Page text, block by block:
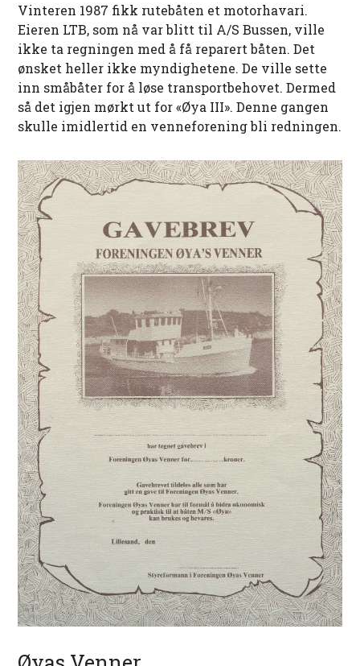
Vinteren 1987 fikk rutebåten et motorhavari.
Eieren LTB, som nå var blitt til A/S Bussen, ville
ikke ta regningen med å få reparert båten. Det
ønsket heller ikke myndighetene. De ville sette
inn småbåter for å løse transportbehovet. Dermed
så det igjen mørkt ut for «Øya III». Denne gangen
skulle imidlertid en venneforening bli redningen.